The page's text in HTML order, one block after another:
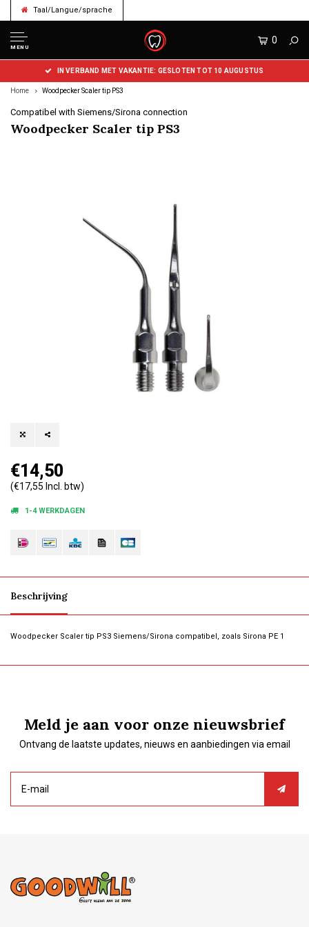
Taal/Langue/sprache
MENU
0
IN VERBAND MET VAKANTIE: GESLOTEN TOT 10 AUGUSTUS
Home Woodpecker Scaler tip PS3
Compatibel with Siemens/Sirona connection
Woodpecker Scaler tip PS3
€14,50
(€17,55 Incl. btw)
1-4 WERKDAGEN
Beschrijving
Woodpecker Scaler tip PS3 Siemens/Sirona compatibel, zoals Sirona PE 1
Meld je aan voor onze nieuwsbrief
Ontvang de laatste updates, nieuws en aanbiedingen via email